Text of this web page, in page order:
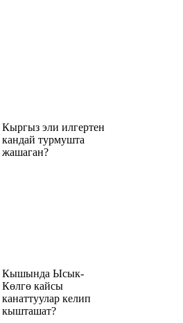
Кыргыз эли илгертен
кандай турмушта
жашаган?
Кышында Ысык-
Көлгө кайсы
канаттуулар келип
кышташат?